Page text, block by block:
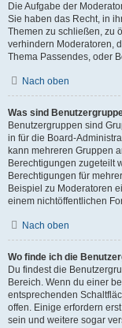
Die Aufgabe der
Sie haben das Recht, in
Themen zu schließen, zu
verhindern Moderatoren,
Thema Passendes, oder
Nach oben
Was sind
Benutzergruppen sind
in für die Board-
kann mehreren Gruppen
Berechtigungen zugeteilt
Berechtigungen für
Beispiel zu Moderatoren
einem nichtöffentlichen
Nach oben
Wo finde ich die
Du findest die
Bereich. Wenn du einer
entsprechenden
offen. Einige erfordern
sein und weitere sogar